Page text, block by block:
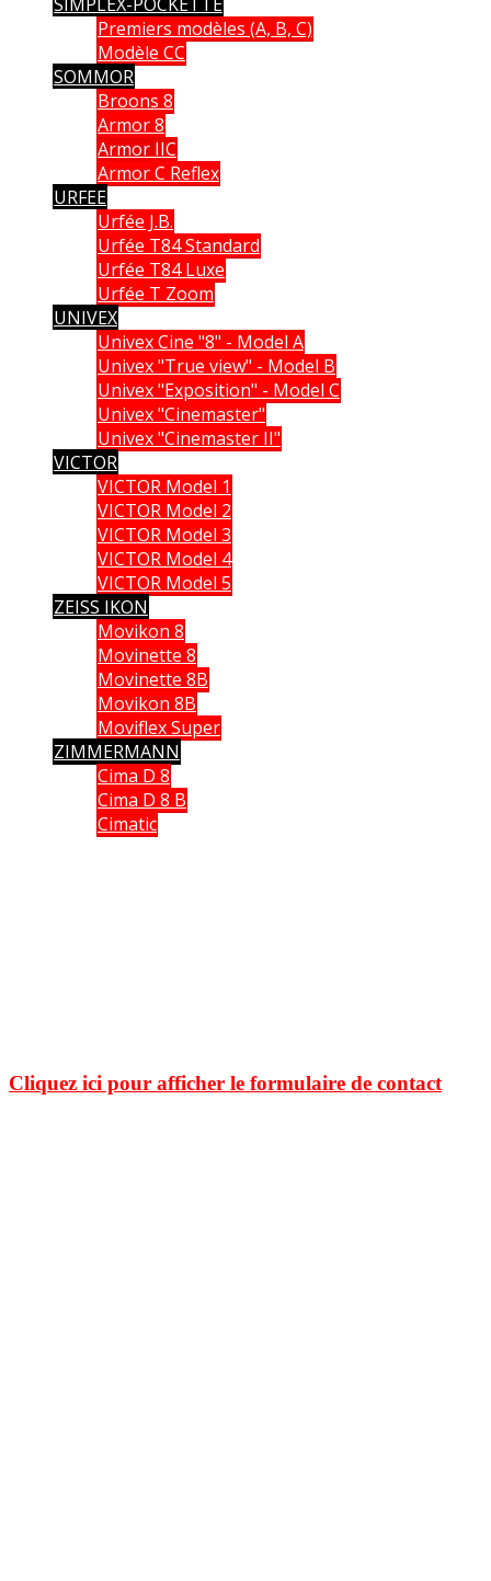
Premiers modèles (A, B, C)
Modèle CC
SOMMOR
Broons 8
Armor 8
Armor IIC
Armor C Reflex
URFEE
Urfée J.B.
Urfée T84 Standard
Urfée T84 Luxe
Urfée T Zoom
UNIVEX
Univex Cine "8" - Model A
Univex "True view" - Model B
Univex "Exposition" - Model C
Univex "Cinemaster"
Univex "Cinemaster II"
VICTOR
VICTOR Model 1
VICTOR Model 2
VICTOR Model 3
VICTOR Model 4
VICTOR Model 5
ZEISS IKON
Movikon 8
Movinette 8
Movinette 8B
Movikon 8B
Moviflex Super
ZIMMERMANN
Cima D 8
Cima D 8 B
Cimatic
Cliquez ici pour afficher le formulaire de contact